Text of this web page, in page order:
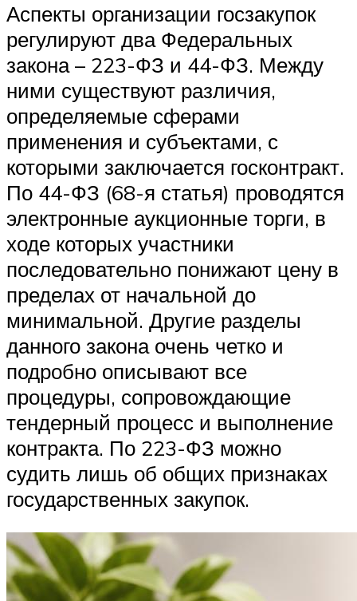
Аспекты организации госзакупок
регулируют два Федеральных
закона – 223-ФЗ и 44-ФЗ. Между
ними существуют различия,
определяемые сферами
применения и субъектами, с
которыми заключается госконтракт.
По 44-ФЗ (68-я статья) проводятся
электронные аукционные торги, в
ходе которых участники
последовательно понижают цену в
пределах от начальной до
минимальной. Другие разделы
данного закона очень четко и
подробно описывают все
процедуры, сопровождающие
тендерный процесс и выполнение
контракта. По 223-ФЗ можно
судить лишь об общих признаках
государственных закупок.